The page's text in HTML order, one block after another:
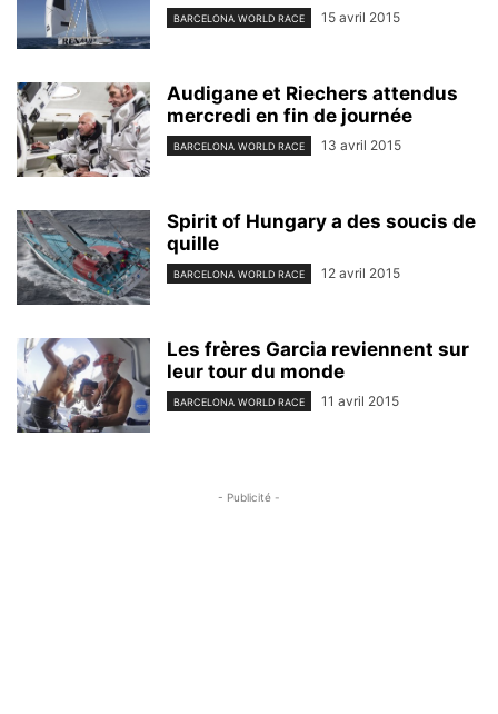
BARCELONA WORLD RACE 15 avril 2015
Audigane et Riechers attendus
mercredi en fin de journée
BARCELONA WORLD RACE 13 avril 2015
Spirit of Hungary a des soucis de
quille
BARCELONA WORLD RACE 12 avril 2015
Les frères Garcia reviennent sur
leur tour du monde
BARCELONA WORLD RACE 11 avril 2015
- Publicité -